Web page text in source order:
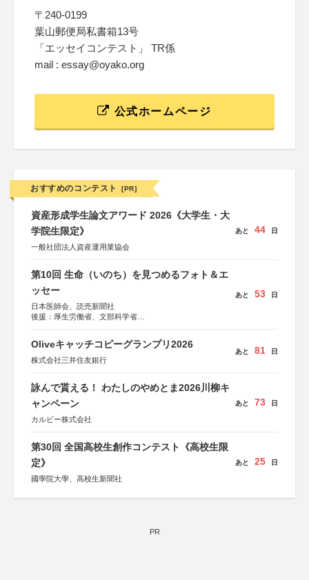
〒240-0199
葉山郵便局私書箱13号
「エッセイコンテスト」 TR係
mail : essay@oyako.org
公式ホームページ
おすすめのコンテスト [PR]
資産形成学生論文アワード 2026《大学生・大
学院生限定》
一般社団法人資産運用業協会
あと 44 日
第10回 生命（いのち）を見つめるフォト＆エ
ッセー
日本医師会、読売新聞社
後援：厚生労働省、文部科学省
あと 53 日
Oliveキャッチコピーグランプリ2026
株式会社三井住友銀行
あと 81 日
詠んで貰える！ わたしのやめとま2026川柳キ
ャンペーン
カルビー株式会社
あと 73 日
第30回 全国高校生創作コンテスト《高校生限
定》
國學院大學、高校生新聞社
あと 25 日
PR